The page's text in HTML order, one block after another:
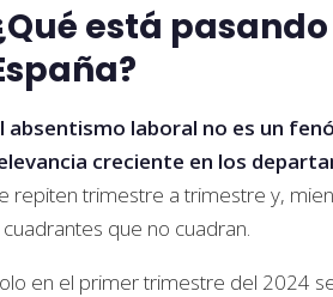
está
absentismo laboral no es un
creciente en los
repiten trimestre a trimestre y,
cuadrantes que no cuadran.
en el primer trimestre del 2024